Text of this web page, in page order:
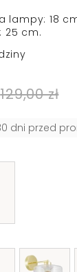
lampy: 18
25 cm.
129,00 zł
dni przed